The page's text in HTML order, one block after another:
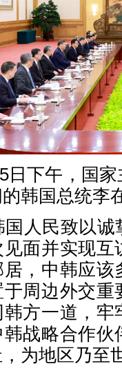
日下午，国
韩国总统李
国人民致以
面并实现
，中韩应
周边外交
方一道，
战略合作
为地区乃至